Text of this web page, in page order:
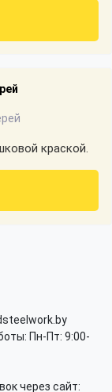
краской.
Пн-Пт: 9:00-
через сайт: